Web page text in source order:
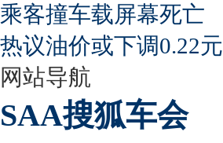
乘客撞车载屏幕死亡
热议油价或下调0.22元
网站导航
SAA搜狐车会